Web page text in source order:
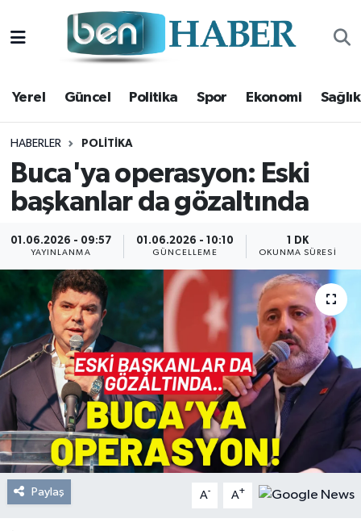
Yerel Güncel Politika Spor Ekonomi Sağlık
HABERLER POLITIKA
Buca'ya operasyon: Eski
başkanlar da gözaltında
01.06.2026 - 09:57
YAYINLANMA
01.06.2026 - 10:10
GÜNCELLEME
1 DK
OKUNMA SÜRESI
Paylaş A- A+
Yerel
Güncel
Politika
Spor
Sağlık
Magazin
Kültür Sanat
Resmi Reklam
Röportajlar
Hava Durumu
Trafik Durumu
Süper Lig Puan Durumu ve Fikstür
Tüm Manşetler
Haber Arşivi